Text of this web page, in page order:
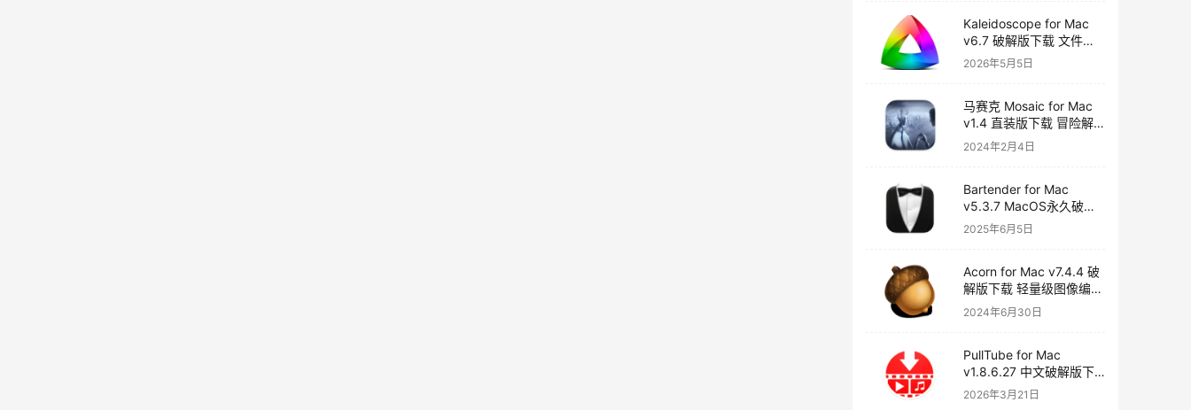
Kaleidoscope for Mac
v6.7 破解版下载 文件比
较工具
2026年5月5日
马赛克 Mosaic for Mac
v1.4 直装版下载 冒险解
谜游戏
2024年2月4日
Bartender for Mac
v5.3.7 MacOS永久破解
版下载
2025年6月5日
Acorn for Mac v7.4.4 破
解版下载 轻量级图像编辑
器
2024年6月30日
PullTube for Mac
v1.8.6.27 中文破解版下
载 视频下载工具
2026年3月21日